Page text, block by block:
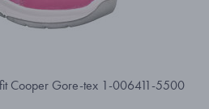
Cooper Gore-tex 1-006411-5500